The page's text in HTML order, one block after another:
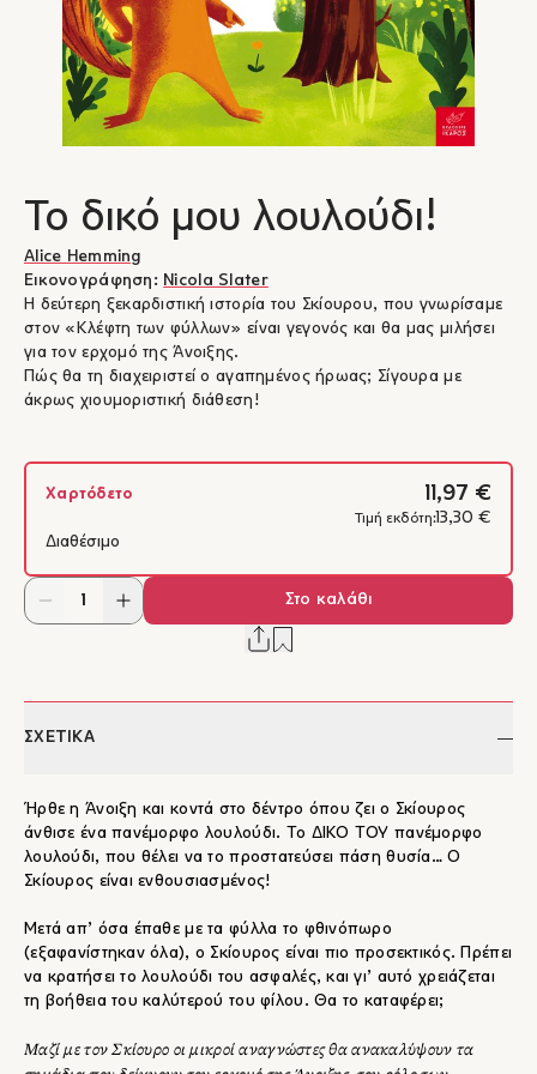
Το δικό μου λουλούδι!
Alice Hemming
Εικονογράφηση: Nicola Slater
Η δεύτερη ξεκαρδιστική ιστορία του Σκίουρου, που γνωρίσαμε
στον «Κλέφτη των φύλλων» είναι γεγονός και θα μας μιλήσει
για τον ερχομό της Άνοιξης.
Πώς θα τη διαχειριστεί ο αγαπημένος ήρωας; Σίγουρα με
άκρως χιουμοριστική διάθεση!
Χαρτόδετο 11,97 €
Τιμή εκδότη: 13,30 €
Διαθέσιμο
Στο καλάθι
ΣΧΕΤΙΚΑ
Ήρθε η Άνοιξη και κοντά στο δέντρο όπου ζει ο Σκίουρος
άνθισε ένα πανέμορφο λουλούδι. Το ΔΙΚΟ ΤΟΥ πανέμορφο
λουλούδι, που θέλει να το προστατεύσει πάση θυσία… Ο
Σκίουρος είναι ενθουσιασμένος!
Μετά απ’ όσα έπαθε με τα φύλλα το φθινόπωρο
(εξαφανίστηκαν όλα), ο Σκίουρος είναι πιο προσεκτικός. Πρέπει
να κρατήσει το λουλούδι του ασφαλές, και γι’ αυτό χρειάζεται
τη βοήθεια του καλύτερού του φίλου. Θα το καταφέρει;
Μαζί με τον Σκίουρο οι μικροί αναγνώστες θα ανακαλύψουν τα